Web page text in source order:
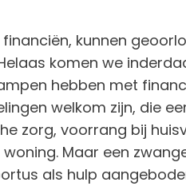
kunnen
komen we
hebben met
welkom zijn, die
zorg, voorrang bij
Maar een
als hulp